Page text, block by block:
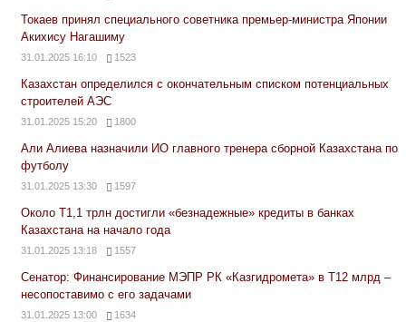
Токаев принял специального советника премьер-министра Японии
Акихису Нагашиму
31.01.2025 16:10 1523
Казахстан определился с окончательным списком потенциальных
строителей АЭС
31.01.2025 15:20 1800
Али Алиева назначили ИО главного тренера сборной Казахстана по
футболу
31.01.2025 13:30 1597
Около Т1,1 трлн достигли «безнадежные» кредиты в банках
Казахстана на начало года
31.01.2025 13:18 1557
Сенатор: Финансирование МЭПР РК «Казгидромета» в Т12 млрд –
несопоставимо с его задачами
31.01.2025 13:00 1634